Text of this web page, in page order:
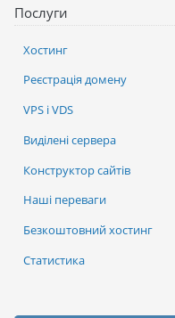
Послуги
Хостинг
Реєстрація домену
VPS і VDS
Виділені сервера
Конструктор сайтів
Наші переваги
Безкоштовний хостинг
Статистика